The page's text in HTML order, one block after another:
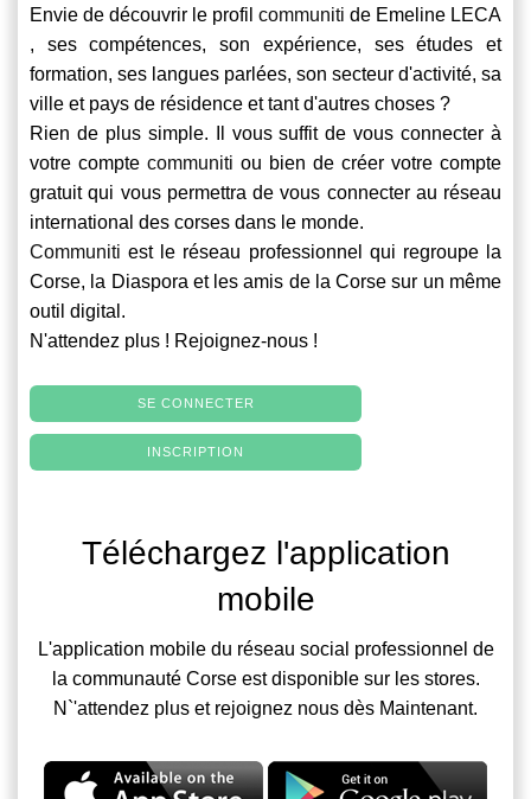
Envie de découvrir le profil communiti de Emeline LECA
, ses compétences, son expérience, ses études et
formation, ses langues parlées, son secteur d'activité, sa
ville et pays de résidence et tant d'autres choses ?
Rien de plus simple. Il vous suffit de vous connecter à
votre compte communiti ou bien de créer votre compte
gratuit qui vous permettra de vous connecter au réseau
international des corses dans le monde.
Communiti est le réseau professionnel qui regroupe la
Corse, la Diaspora et les amis de la Corse sur un même
outil digital.
N'attendez plus ! Rejoignez-nous !
SE CONNECTER
INSCRIPTION
Téléchargez l'application
mobile
L'application mobile du réseau social professionnel de
la communauté Corse est disponible sur les stores.
N`'attendez plus et rejoignez nous dès Maintenant.